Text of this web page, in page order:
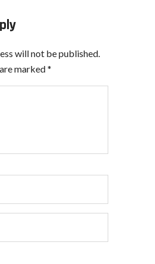
will not be published.
marked*